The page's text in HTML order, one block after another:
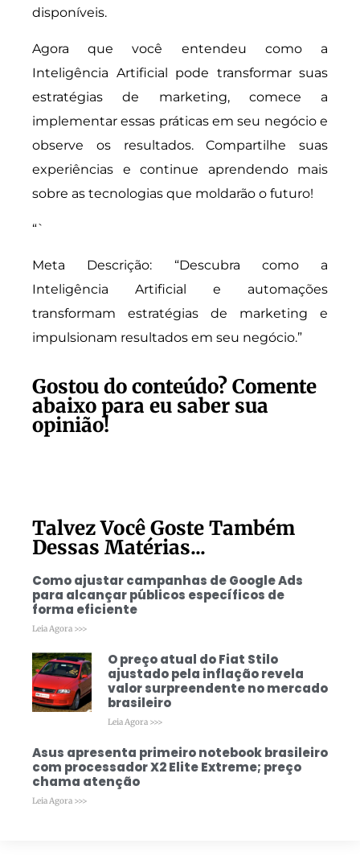
disponíveis.
Agora que você entendeu como a
Inteligência Artificial pode transformar suas
estratégias de marketing, comece a
implementar essas práticas em seu negócio e
observe os resultados. Compartilhe suas
experiências e continue aprendendo mais
sobre as tecnologias que moldarão o futuro!
“`
Meta Descrição: “Descubra como a
Inteligência Artificial e automações
transformam estratégias de marketing e
impulsionam resultados em seu negócio.”
Gostou do conteúdo? Comente
abaixo para eu saber sua
opinião!
Talvez Você Goste Também
Dessas Matérias...
Como ajustar campanhas de Google Ads
para alcançar públicos específicos de
forma eficiente
Leia Agora >>>
O preço atual do Fiat Stilo
ajustado pela inflação revela
valor surpreendente no mercado
brasileiro
Leia Agora >>>
Asus apresenta primeiro notebook brasileiro
com processador X2 Elite Extreme; preço
chama atenção
Leia Agora >>>